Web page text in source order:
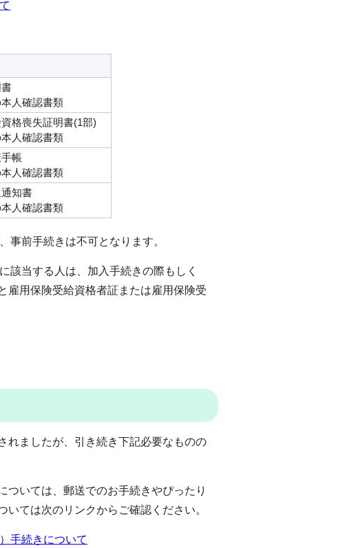
人確認書類
格喪失証明書(1部)
人確認書類
帳
人確認書類
知書
人確認書類
事前手続きは不可となります。
該当する人は、加入手続きの際もしく
雇用保険受給資格者証または雇用保険受
ましたが、引き続き下記必要なものの
いては、郵送でのお手続きやぴったり
ては次のリンクからご確認ください。
手続きについて